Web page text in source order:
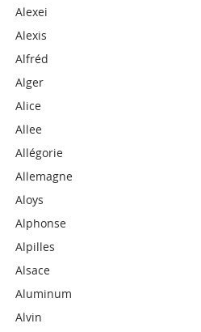
Alexei
Alexis
Alfréd
Alger
Alice
Allee
Allégorie
Allemagne
Aloys
Alphonse
Alpilles
Alsace
Aluminum
Alvin